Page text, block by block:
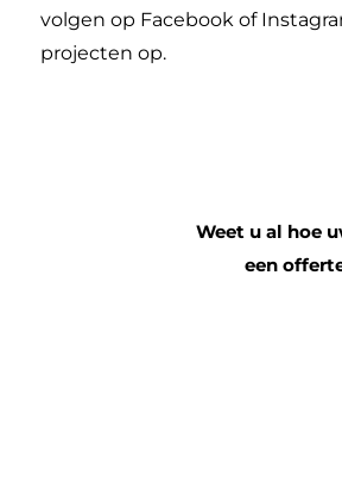
volgen op Facebook of
projecten op.
Weet u al hoe
een